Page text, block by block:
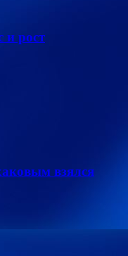
и рост
взялся